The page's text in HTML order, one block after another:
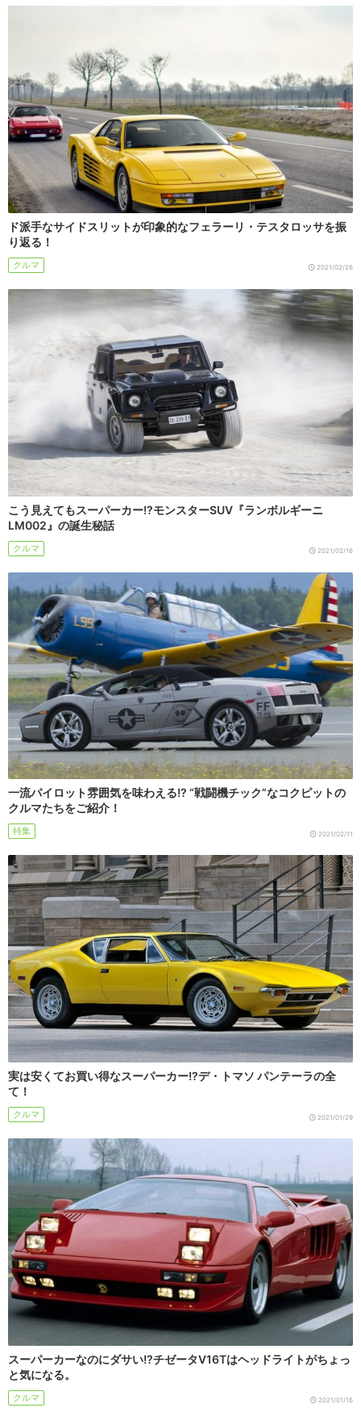
ド派手なサイドスリットが印象的なフェラーリ・テスタロッサを振
り返る！
クルマ 2021/02/26
こう見えてもスーパーカー!?モンスターSUV『ランボルギーニ
LM002』の誕生秘話
クルマ 2021/02/16
一流パイロット雰囲気を味わえる!? “戦闘機チック”なコクピットの
クルマたちをご紹介！
特集 2021/02/11
実は安くてお買い得なスーパーカー!?デ・トマソ パンテーラの全
て！
クルマ 2021/01/29
スーパーカーなのにダサい!?チゼータV16Tはヘッドライトがちょっ
と気になる。
クルマ 2021/01/16